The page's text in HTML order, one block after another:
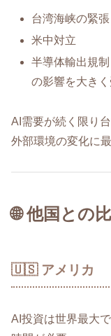
台湾海峡の緊張
米中対立
半導体輸出規制
の影響を大きく
AI需要が続く限り
外部環境の変化に
🌐 他国との
🇺🇸 アメリカ
AI投資は世界最大